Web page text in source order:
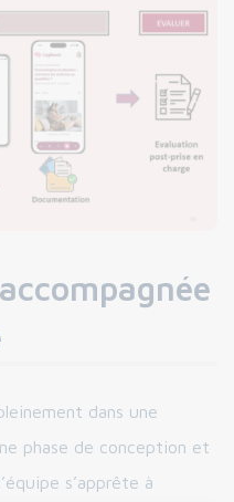
dans une
phase de conception et
s’apprête à